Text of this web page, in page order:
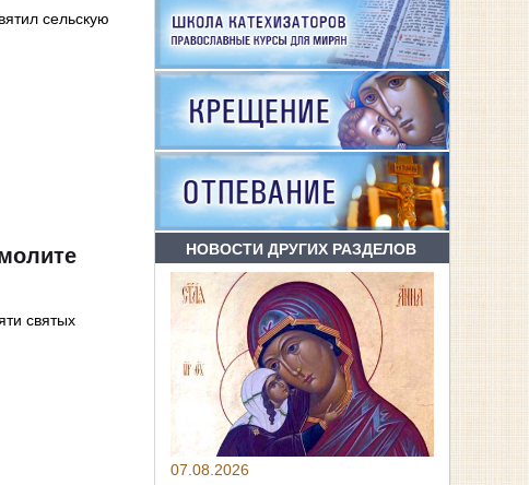
сельскую
святых
НОВОСТИ ДРУГИХ РАЗДЕЛОВ
07.08.2026